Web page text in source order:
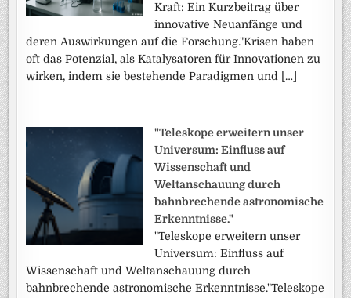
Kraft: Ein Kurzbeitrag über
innovative Neuanfänge und
deren Auswirkungen auf die Forschung."Krisen haben
oft das Potenzial, als Katalysatoren für Innovationen zu
wirken, indem sie bestehende Paradigmen und […]
"Teleskope erweitern unser
Universum: Einfluss auf
Wissenschaft und
Weltanschauung durch
bahnbrechende astronomische
Erkenntnisse."
"Teleskope erweitern unser
Universum: Einfluss auf
Wissenschaft und Weltanschauung durch
bahnbrechende astronomische Erkenntnisse."Teleskope